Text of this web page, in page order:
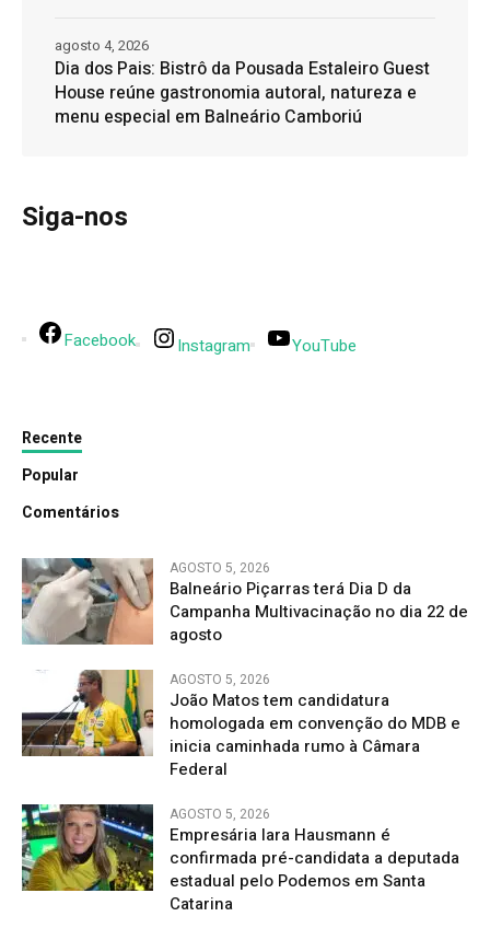
Dia dos Pais: Bistrô da Pousada Estaleiro Guest
House reúne gastronomia autoral, natureza e
menu especial em Balneário Camboriú
agosto 4, 2026
Siga-nos
Facebook Instagram YouTube
Recente
Popular
Comentários
AGOSTO 5, 2026
Balneário Piçarras terá Dia D da
Campanha Multivacinação no dia 22 de
agosto
AGOSTO 5, 2026
João Matos tem candidatura
homologada em convenção do MDB e
inicia caminhada rumo à Câmara
Federal
AGOSTO 5, 2026
Empresária Iara Hausmann é
confirmada pré-candidata a deputada
estadual pelo Podemos em Santa
Catarina